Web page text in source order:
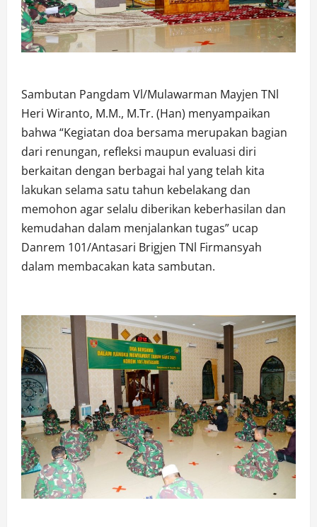
Sambutan Pangdam Vl/Mulawarman Mayjen TNl
Heri Wiranto, M.M., M.Tr. (Han) menyampaikan
bahwa “Kegiatan doa bersama merupakan bagian
dari renungan, refleksi maupun evaluasi diri
berkaitan dengan berbagai hal yang telah kita
lakukan selama satu tahun kebelakang dan
memohon agar selalu diberikan keberhasilan dan
kemudahan dalam menjalankan tugas” ucap
Danrem 101/Antasari Brigjen TNl Firmansyah
dalam membacakan kata sambutan.